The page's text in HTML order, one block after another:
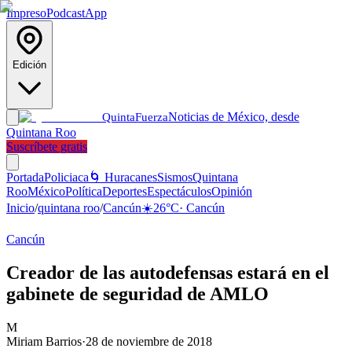
ImpresoPodcastApp
Edición
QuintaFuerzaNoticias de México, desde
Quintana Roo
Suscríbete gratis
PortadaPoliciaca 🌀 HuracanesSismosQuintana
RooMéxicoPolíticaDeportesEspectáculosOpinión
Inicio/quintana roo/Cancún☀️26°C· Cancún
Cancún
Creador de las autodefensas estará en el
gabinete de seguridad de AMLO
M
Miriam Barrios·28 de noviembre de 2018